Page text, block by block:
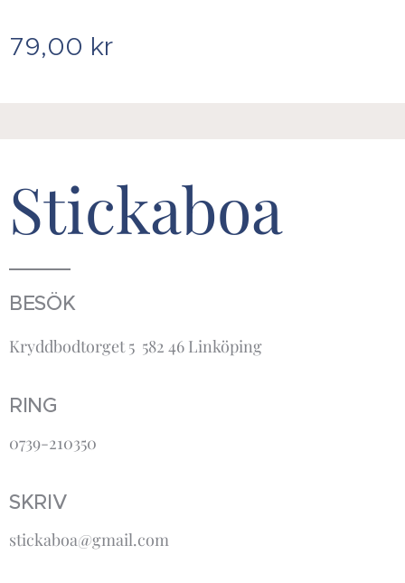
79,00 kr
Stickaboa
BESÖK
Kryddbodtorget 5 582 46 Linköping
RING
0739-210350
SKRIV
stickaboa@gmail.com